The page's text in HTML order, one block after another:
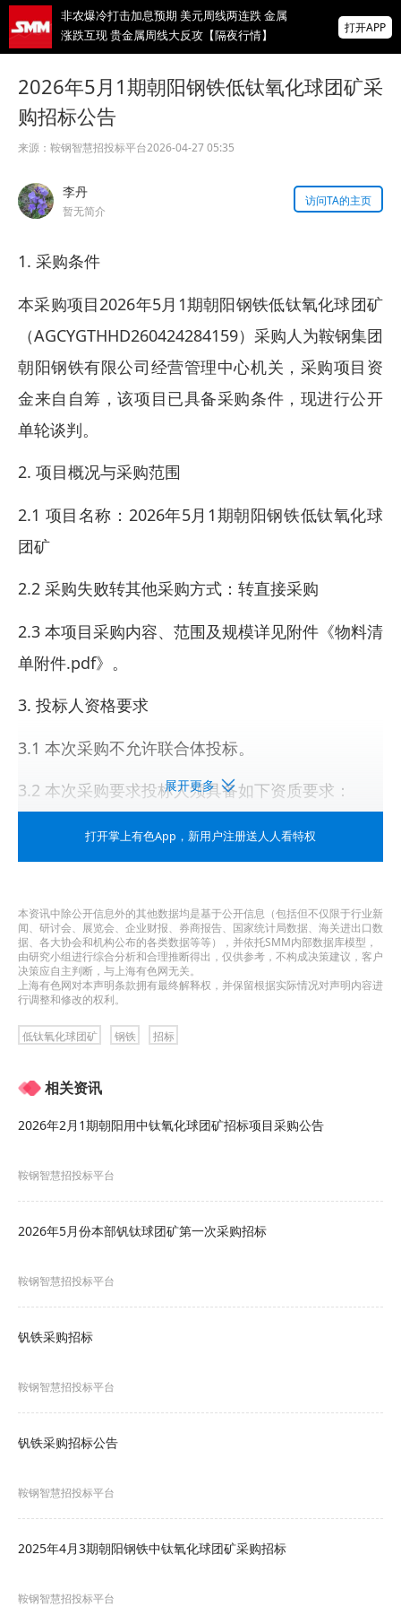
非农爆冷打击加息预期 美元周线两连跌 金属
涨跌互现 贵金属周线大反攻【隔夜行情】
寻锌行业破局发展新机遇
美国拟投30亿美元扶持关键矿产
为有色行业打造的神器
打开APP
2026年5月1期朝阳钢铁低钛氧化球团矿采
购招标公告
来源： 鞍钢智慧招投标平台2026-04-27 05:35
李丹
暂无简介
访问TA的主页
1. 采购条件
本采购项目2026年5月1期朝阳钢铁低钛氧化球团矿
（AGCYGTHHD260424284159）采购人为鞍钢集团
朝阳钢铁有限公司经营管理中心机关，采购项目资
金来自自筹，该项目已具备采购条件，现进行公开
单轮谈判。
2. 项目概况与采购范围
2.1 项目名称：2026年5月1期朝阳钢铁低钛氧化球
团矿
2.2 采购失败转其他采购方式：转直接采购
2.3 本项目采购内容、范围及规模详见附件《物料清
单附件.pdf》。
3. 投标人资格要求
3.1 本次采购不允许联合体投标。
3.2 本次采购要求投标人须具备如下资质要求：
详见附件(如有需要)
生产型注册资金：5000.0（万元）及以上
流通型注册资金：5000.0（万元）及以上
3.4 本次采购要求投标人须具备如下业绩要求：
详见附件（如有需要）
3.5 本次采购要求投标人须具备如下能力要求、财务
要求和其他要求：
能力要求：详见附件（如有需要）
3.6 本次采购要求依法必须进行招标的项目，失信被
30分至2026年04月27日13时00分(北京时间，下
http://bid.ansteel.cn下载电子采购文件。
点击查看招标详情：》2026年5月1期朝阳钢铁低钛
展开更多
打开掌上有色App ，新用户注册送人人看特权
本资讯中除公开信息外的其他数据均是基于公开信息（包括但不仅限于行业新
闻、研讨会、展览会、企业财报、券商报告、国家统计局数据、海关进出口数
据、各大协会和机构公布的各类数据等等），并依托SMM内部数据库模型，
由研究小组进行综合分析和合理推断得出，仅供参考，不构成决策建议，客户
决策应自主判断，与上海有色网无关。
上海有色网对本声明条款拥有最终解释权，并保留根据实际情况对声明内容进
行调整和修改的权利。
低钛氧化球团矿 钢铁 招标
相关资讯
2026年2月1期朝阳用中钛氧化球团矿招标项目采购公告
鞍钢智慧招投标平台
2026年5月份本部钒钛球团矿第一次采购招标
鞍钢智慧招投标平台
钒铁采购招标
鞍钢智慧招投标平台
钒铁采购招标公告
鞍钢智慧招投标平台
2025年4月3期朝阳钢铁中钛氧化球团矿采购招标
鞍钢智慧招投标平台